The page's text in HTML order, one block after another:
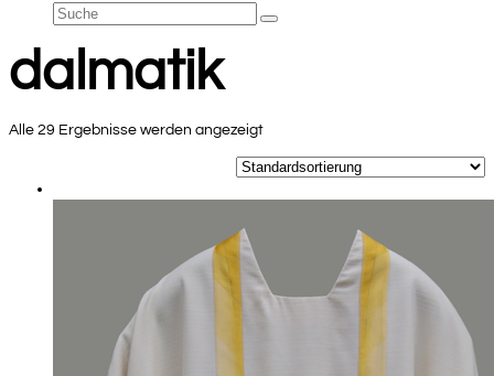
Suche
Senden
dalmatik
Alle 29 Ergebnisse werden angezeigt